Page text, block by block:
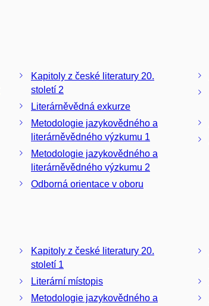
Kapitoly z české literatury 20.
století 2
Literárněvědná exkurze
Metodologie jazykovědného a
literárněvědného výzkumu 1
Metodologie jazykovědného a
literárněvědného výzkumu 2
Odborná orientace v oboru
Kapitoly z české literatury 20.
století 1
Literární místopis
Metodologie jazykovědného a